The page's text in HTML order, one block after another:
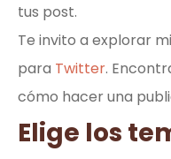
tus post.
Te invito a explorar
para Twitter.
cómo hacer una
Elige los